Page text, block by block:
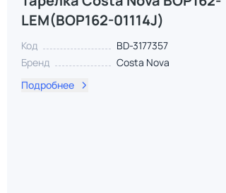
LEM(BOP162-01114J)
Код
BD-3177357
Бренд
Costa Nova
Подробнее